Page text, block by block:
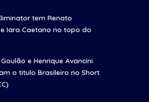
tem Renato
e Iara Caetano no topo do
e Henrique Avancini
o titulo Brasileiro no Short